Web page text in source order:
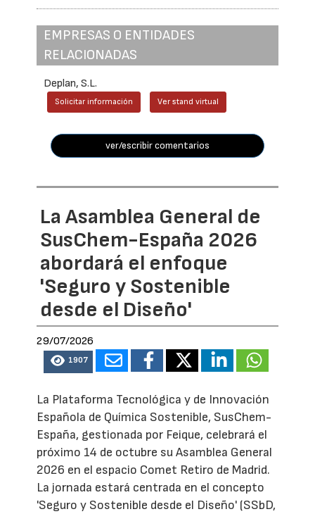
EMPRESAS O ENTIDADES
RELACIONADAS
Deplan, S.L.
Solicitar información Ver stand virtual
ver/escribir comentarios
La Asamblea General de
SusChem-España 2026
abordará el enfoque
'Seguro y Sostenible
desde el Diseño'
29/07/2026
1907
La Plataforma Tecnológica y de Innovación
Española de Química Sostenible, SusChem-
España, gestionada por Feique, celebrará el
próximo 14 de octubre su Asamblea General
2026 en el espacio Comet Retiro de Madrid.
La jornada estará centrada en el concepto
'Seguro y Sostenible desde el Diseño' (SSbD,